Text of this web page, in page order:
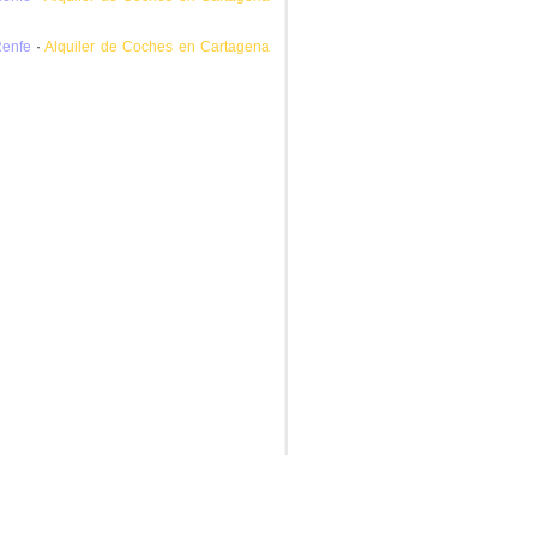
·Alquiler de Coches en Cartagena